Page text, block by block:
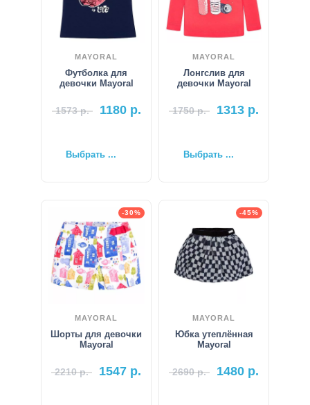
MAYORAL
Футболка для
девочки Mayoral
1573р. 1180р.
Выбрать ...
MAYORAL
Лонгслив для
девочки Mayoral
1750р. 1313 р.
Выбрать ...
-30%
MAYORAL
Шорты для девочки
Mayoral
2210р. 1547 р.
-45%
MAYORAL
Юбка утеплённая
Mayoral
2690р. 1480 р.